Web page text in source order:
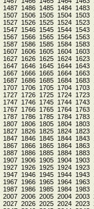
1483
1484
1485
1486
1487
1503
1504
1505
1506
1507
1523
1524
1525
1526
1527
1543
1544
1545
1546
1547
1563
1564
1565
1566
1567
1583
1584
1585
1586
1587
1603
1604
1605
1606
1607
1623
1624
1625
1626
1627
1643
1644
1645
1646
1647
1663
1664
1665
1666
1667
1683
1684
1685
1686
1687
1703
1704
1705
1706
1707
1723
1724
1725
1726
1727
1743
1744
1745
1746
1747
1763
1764
1765
1766
1767
1783
1784
1785
1786
1787
1803
1804
1805
1806
1807
1823
1824
1825
1826
1827
1843
1844
1845
1846
1847
1863
1864
1865
1866
1867
1883
1884
1885
1886
1887
1903
1904
1905
1906
1907
1923
1924
1925
1926
1927
1943
1944
1945
1946
1947
1963
1964
1965
1966
1967
1983
1984
1985
1986
1987
2003
2004
2005
2006
2007
2023
2024
2025
2026
2027